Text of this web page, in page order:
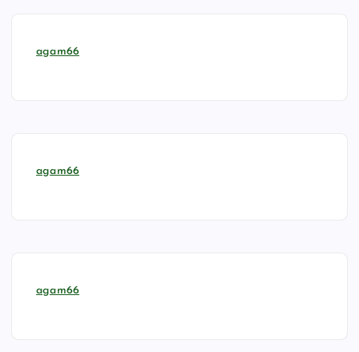
agam66
agam66
agam66